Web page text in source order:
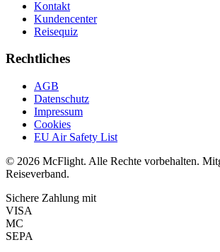
Kontakt
Kundencenter
Reisequiz
Rechtliches
AGB
Datenschutz
Impressum
Cookies
EU Air Safety List
© 2026 McFlight. Alle Rechte vorbehalten.
Reiseverband.
Sichere Zahlung mit
VISA
MC
SEPA